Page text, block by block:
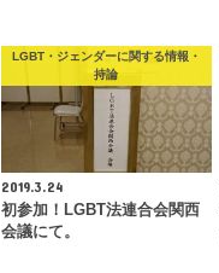
LGBT・ジェンダーに関する情報・
持論
2019.3.24
初参加！LGBT法連合会関西
会議にて。